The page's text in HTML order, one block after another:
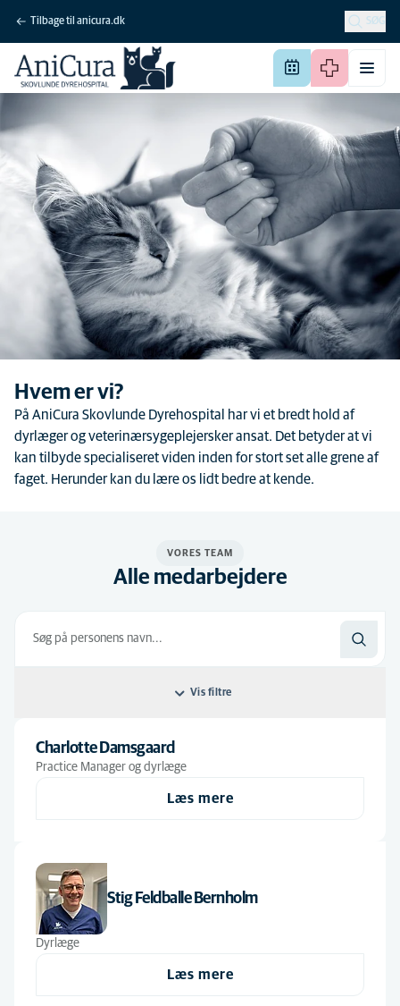
Tilbage til anicura.dk SØG
Hvem er vi?
På AniCura Skovlunde Dyrehospital har vi et bredt hold af
dyrlæger og veterinærsygeplejersker ansat. Det betyder at vi
kan tilbyde specialiseret viden inden for stort set alle grene af
faget. Herunder kan du lære os lidt bedre at kende.
VORES TEAM
Alle medarbejdere
Vis filtre
Filtrer efter: Standard
Charlotte Damsgaard
Practice Manager og dyrlæge
Læs mere
Stig Feldballe Bernholm
Dyrlæge
Læs mere